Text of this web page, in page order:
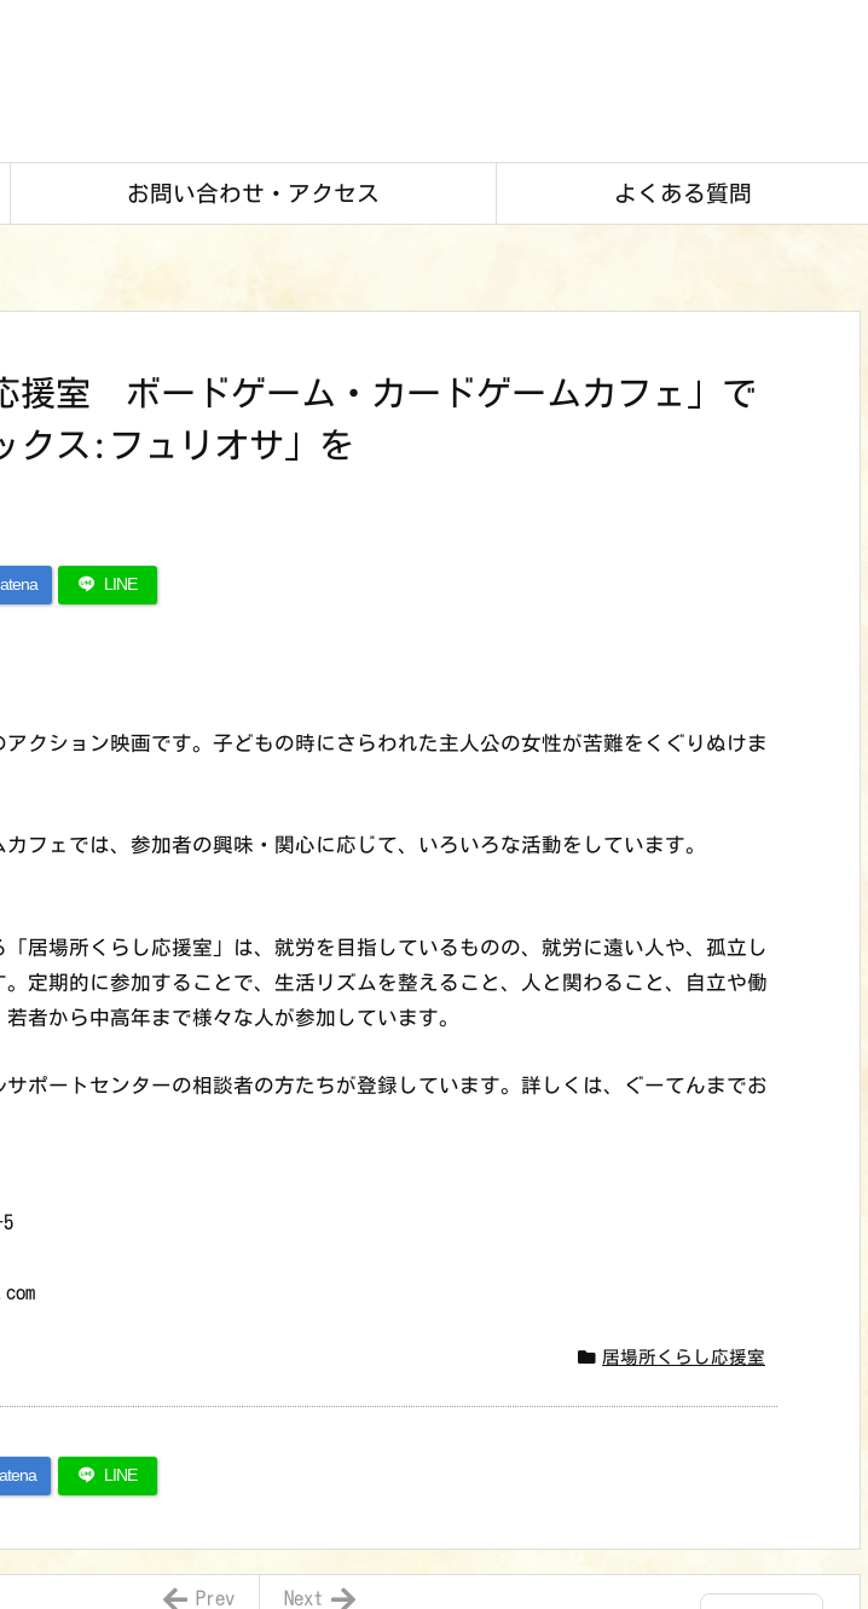
お問い合わせ・アクセス よくある質問
援室 ボードゲーム・カードゲームカフェ」で
クス:フュリオサ」を
LINE
クション映画です。子どもの時にさらわれた主人公の女性が苦難をくぐりぬけま
フェでは、参加者の興味・関心に応じて、いろいろな活動をしています。
居場所くらし応援室」は、就労を目指しているものの、就労に遠い人や、孤立し
定期的に参加することで、生活リズムを整えること、人と関わること、自立や働
者から中高年まで様々な人が参加しています。
ポートセンターの相談者の方たちが登録しています。詳しくは、ぐーてんまでお
居場所くらし応援室
LINE
Next
Prev